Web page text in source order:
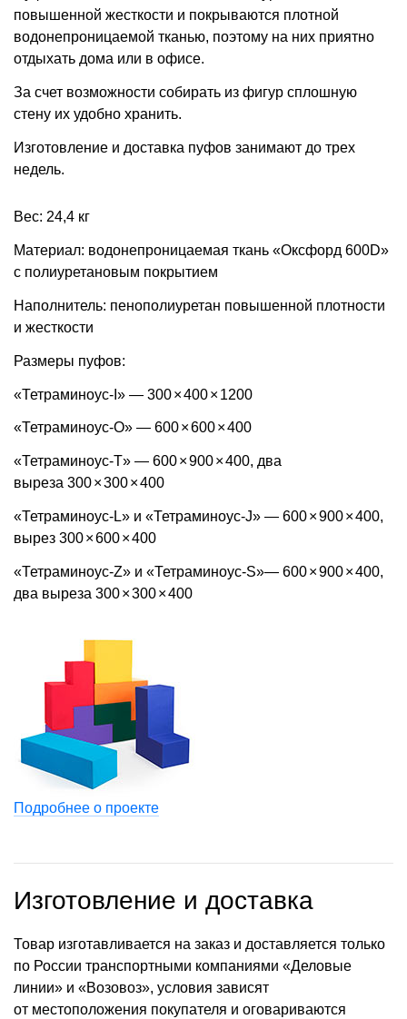
повышенной жесткости и покрываются плотной
водонепроницаемой тканью, поэтому на них приятно
отдыхать дома или в офисе.
За счет возможности собирать из фигур сплошную
стену их удобно хранить.
Изготовление и доставка пуфов занимают до трех
недель.
Вес: 24,4 кг
Материал: водонепроницаемая ткань «Оксфорд 600D»
с полиуретановым покрытием
Наполнитель: пенополиуретан повышенной плотности
и жесткости
Размеры пуфов:
«Тетраминоус-I» — 300×400× 1200
«Тетраминоус-O» — 600×600×400
«Тетраминоус-T» — 600×900×400, два
выреза 300×300×400
«Тетраминоус-L» и «Тетраминоус-J» — 600×900×400,
вырез 300×600×400
«Тетраминоус-Z» и «Тетраминоус-S»— 600×900×400,
два выреза 300×300×400
Подробнее о проекте
Изготовление и доставка
Товар изготавливается на заказ и доставляется только
по России транспортными компаниями «Деловые
линии» и «Возовоз», условия зависят
от местоположения покупателя и оговариваются